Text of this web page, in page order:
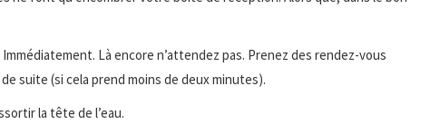
Là encore n’attendez pas. Prenez des rendez-vous
suite (si cela prend moins de deux minutes).
la tête de l’eau.